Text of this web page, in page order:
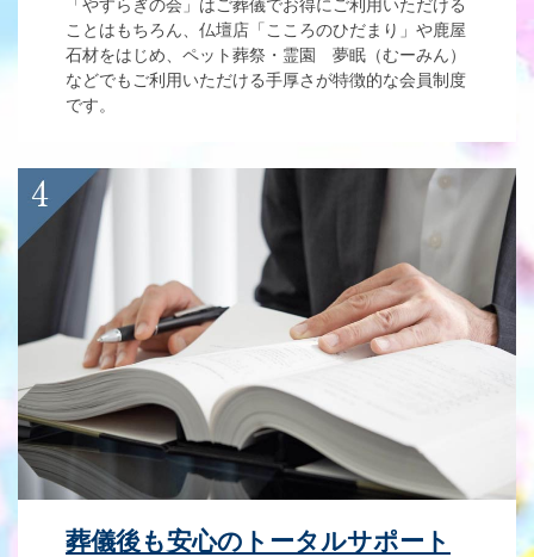
「やすらぎの会」はご葬儀でお得にご利用いただける
ことはもちろん、仏壇店「こころのひだまり」や鹿屋
石材をはじめ、ペット葬祭・霊園 夢眠（むーみん）
などでもご利用いただける手厚さが特徴的な会員制度
です。
葬儀後も安心のトータルサポート